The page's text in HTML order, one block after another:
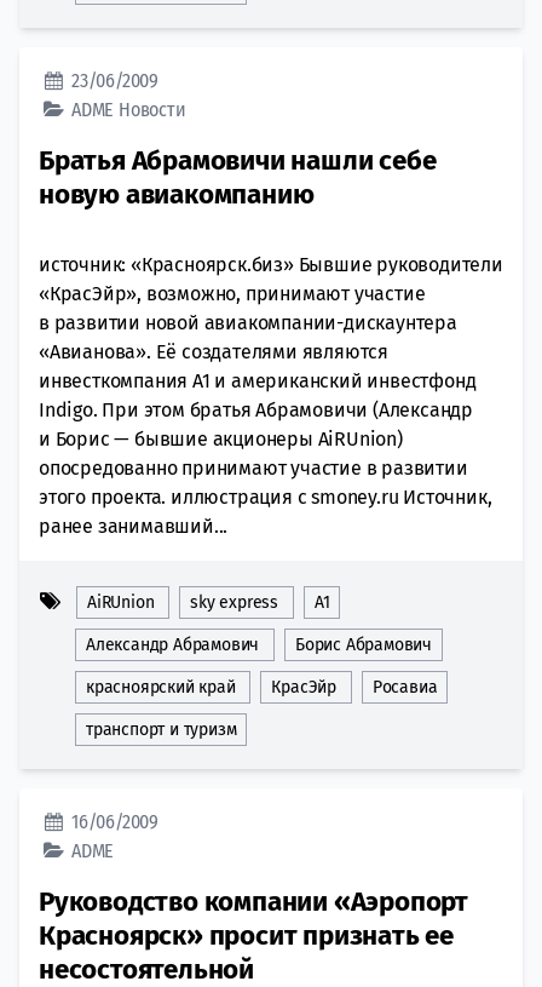
23/06/2009
ADME Новости
Братья Абрамовичи нашли себе
новую авиакомпанию
источник: «Красноярск.биз» Бывшие руководители
«КрасЭйр», возможно, принимают участие
в развитии новой авиакомпании-дискаунтера
«Авианова». Её создателями являются
инвесткомпания А1 и американский инвестфонд
Indigo. При этом братья Абрамовичи (Александр
и Борис — бывшие акционеры AiRUnion)
опосредованно принимают участие в развитии
этого проекта. иллюстрация с smoney.ru Источник,
ранее занимавший...
AiRUnion sky express А1
Александр Абрамович Борис Абрамович
красноярский край КрасЭйр Росавиа
транспорт и туризм
16/06/2009
ADME
Руководство компании «Аэропорт
Красноярск» просит признать ее
несостоятельной